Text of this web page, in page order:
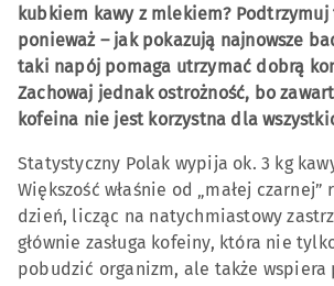
kubkiem kawy z mlekiem?
ponieważ – jak pokazują najnowsze
taki napój pomaga utrzymać dobrą
Zachowaj jednak ostrożność, bo
kofeina nie jest korzystna dla
Statystyczny Polak wypija ok. 3 kg
Większość właśnie od „małej czarnej”
dzień, licząc na natychmiastowy
głównie zasługa kofeiny, która nie
pobudzić organizm, ale także wspiera